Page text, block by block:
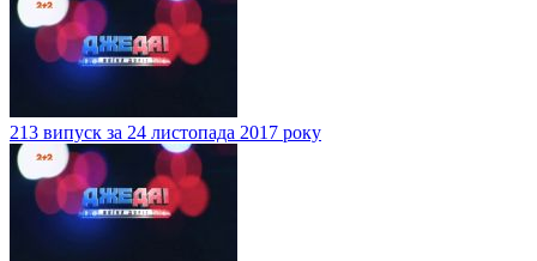
213 випуск за 24 листопада 2017 року